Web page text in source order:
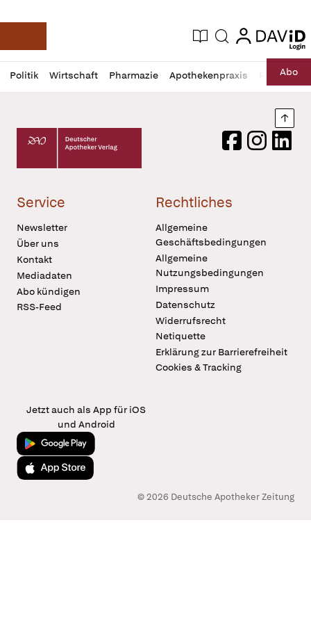
Deutsche Apotheker Zeitung
Aktuelle Ausgabe
Suche login
login
Politik Wirtschaft Pharmazie Apothekenpraxis RechtAbo
Profil
öffnen
Daz
Pur
Deutscher Apotheker Verlag Logo
FacebookInstagram
Service
Newsletter
Über uns
Kontakt
Mediadaten
Abo kündigen
RSS-Feed
Rechtliches
Allgemeine
Geschäftsbedingungen
Allgemeine
Nutzungsbedingungen
Impressum
Datenschutz
Widerrufsrecht
Netiquette
Erklärung zur Barrierefreiheit
Cookies & Tracking
Jetzt auch als App für iOS
und Android
Jetzt bei Google Play
Laden im App Store
© 2026 Deutsche Apotheker Zeitung